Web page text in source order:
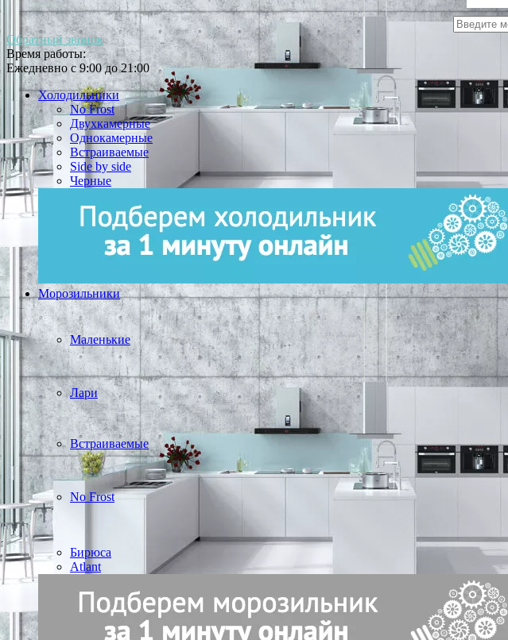
Обратный звонок
Время работы:
Ежедневно с 9:00 до 21:00
Холодильники
No Frost
Двухкамерные
Однокамерные
Встраиваемые
Side by side
Черные
Морозильники
Маленькие
Лари
Встраиваемые
No Frost
Бирюса
Atlant